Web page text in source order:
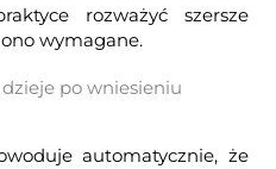
rozważyć szersze
wymagane.
po wniesieniu
automatycznie, że